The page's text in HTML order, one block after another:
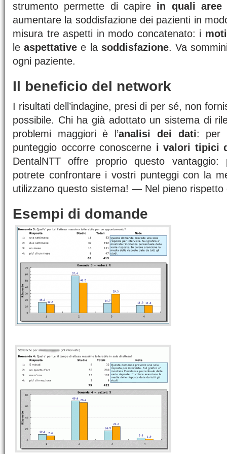
strumento permette di capire in quali aree
aumentare la soddisfazione dei pazienti in
misura tre aspetti in modo concatenato: i
leaspettative e la soddisfazione. Va
ogni paziente.
Il beneficio del network
I risultati dell’indagine, presi di per sé, non
possibile. Chi ha già adottato un sistema di
problemi maggiori è l’analisi dei dati: per
punteggio occorre conoscerne i valori tipici
DentalNTT offre proprio questo vantaggio:
potrete confrontare i vostri punteggi con la
utilizzano questo sistema! — Nel pieno rispetto
Esempi di domande